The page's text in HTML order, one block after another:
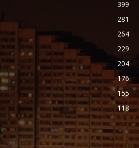
399
281
264
229
204
176
155
118